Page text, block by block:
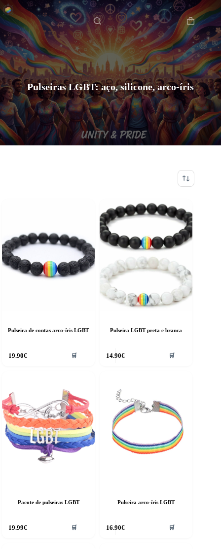
Pular
para
o
conteúdo
Carrinho
de
compras
Início
Pulseiras LGBT: aço, silicone, arco-íris
Pulseira de contas arco-íris LGBT
19.90€ 🛒
Pulseira LGBT preta e branca
14.90€ 🛒
Pacote de pulseiras LGBT
19.99€ 🛒
Pulseira arco-íris LGBT
16.90€ 🛒